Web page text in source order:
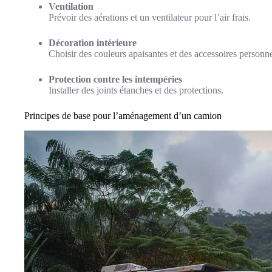
Ventilation
Prévoir des aérations et un ventilateur pour l’air frais.
Décoration intérieure
Choisir des couleurs apaisantes et des accessoires
Protection contre les intempéries
Installer des joints étanches et des protections.
Principes de base pour l’aménagement d’un camion